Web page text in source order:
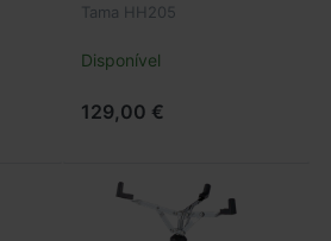
Tama HH205
Disponível
129,00 €